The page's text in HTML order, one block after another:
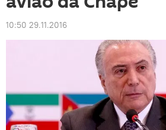
10:50 29.11.2016